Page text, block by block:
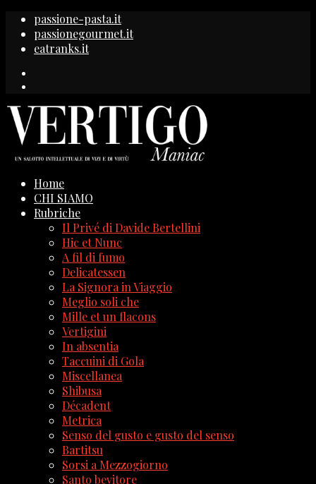
passione-pasta.it
passionegourmet.it
eatranks.it
Home
CHI SIAMO
Rubriche
Il Privé di Davide Bertellini
Hic et Nunc
A fil di fumo
Delicatessen
La Signora in Viaggio
Meglio soli che
Mille et un flacons
Vertigini
In absentia
Taccuini di Gola
Miscellanea
Shibusa
Décadent
Metrica
Senso del gusto e gusto del senso
Bartitsu
Sorsi a Mezzogiorno
Santo bevitore